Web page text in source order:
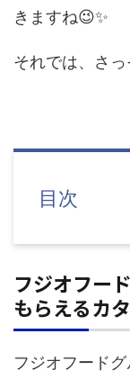
きますね😉✨
それでは、さ
目次
フジオフー
もらえるカ
フジオフードグ